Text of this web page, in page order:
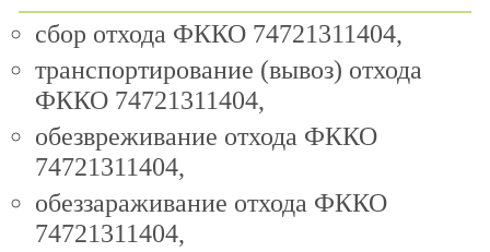
сбор отхода ФККО 74721311404,
транспортирование (вывоз) отхода
ФККО 74721311404,
обезвреживание отхода ФККО
74721311404,
обеззараживание отхода ФККО
74721311404,